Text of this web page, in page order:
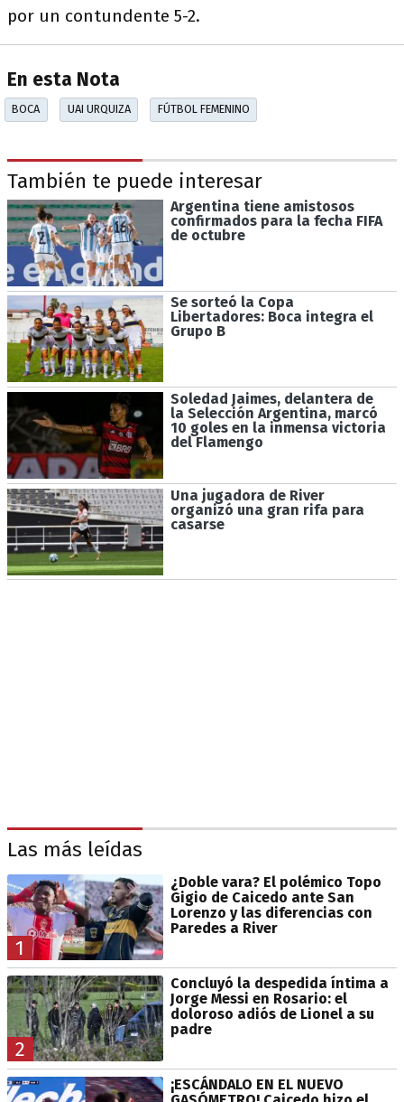
por un contundente 5-2.
En esta Nota
BOCA UAI URQUIZA FÚTBOL FEMENINO
También te puede interesar
Argentina tiene amistosos
confirmados para la fecha FIFA
de octubre
Se sorteó la Copa
Libertadores: Boca integra el
Grupo B
Soledad Jaimes, delantera de
la Selección Argentina, marcó
10 goles en la inmensa victoria
del Flamengo
Una jugadora de River
organizó una gran rifa para
casarse
Las más leídas
1
¿Doble vara? El polémico Topo
Gigio de Caicedo ante San
Lorenzo y las diferencias con
Paredes a River
2
Concluyó la despedida íntima a
Jorge Messi en Rosario: el
doloroso adiós de Lionel a su
padre
¡ESCÁNDALO EN EL NUEVO